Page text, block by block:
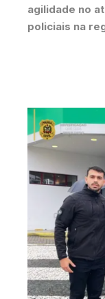
agilidade no
policiais na